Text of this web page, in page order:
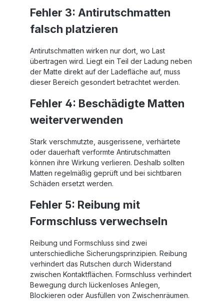
Fehler 3: Antirutschmatten
falsch platzieren
Antirutschmatten wirken nur dort, wo Last
übertragen wird. Liegt ein Teil der Ladung neben
der Matte direkt auf der Ladefläche auf, muss
dieser Bereich gesondert betrachtet werden.
Fehler 4: Beschädigte Matten
weiterverwenden
Stark verschmutzte, ausgerissene, verhärtete
oder dauerhaft verformte Antirutschmatten
können ihre Wirkung verlieren. Deshalb sollten
Matten regelmäßig geprüft und bei sichtbaren
Schäden ersetzt werden.
Fehler 5: Reibung mit
Formschluss verwechseln
Reibung und Formschluss sind zwei
unterschiedliche Sicherungsprinzipien. Reibung
verhindert das Rutschen durch Widerstand
zwischen Kontaktflächen. Formschluss verhindert
Bewegung durch lückenloses Anlegen,
Blockieren oder Ausfüllen von Zwischenräumen.